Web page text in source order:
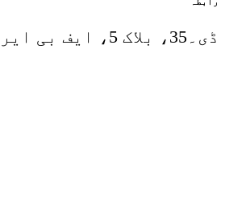
ڈی۔35، بلاک 5، ایف بی ایریا، کراچی